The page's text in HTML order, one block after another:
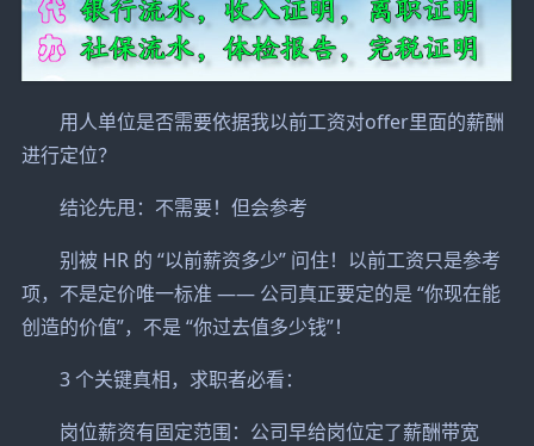
用人单位是否需要依据我以前工资对offer里面的薪酬
进行定位？
结论先甩：不需要！但会参考
别被 HR 的 “以前薪资多少” 问住！以前工资只是参考
项，不是定价唯一标准 —— 公司真正要定的是 “你现在能
创造的价值”，不是 “你过去值多少钱”！
3 个关键真相，求职者必看：
岗位薪资有固定范围：公司早给岗位定了薪酬带宽